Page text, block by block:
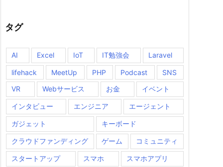
タグ
AI Excel IoT IT勉強会 Laravel
lifehack MeetUp PHP Podcast
SNS
VR
Webサービス お金 イベント
インタビュー エンジニア エージェント
ガジェット キーボード
クラウドファンディング ゲーム コミュニティ
スタートアップ スマホ スマホアプリ